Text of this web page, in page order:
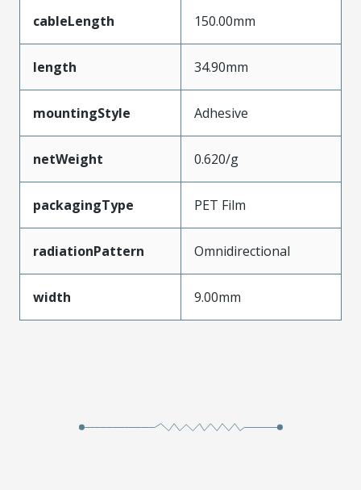
cableLength 150.00mm
length 34.90mm
mountingStyle Adhesive
netWeight 0.620/g
packagingType PET Film
radiationPattern Omnidirectional
width 9.00mm